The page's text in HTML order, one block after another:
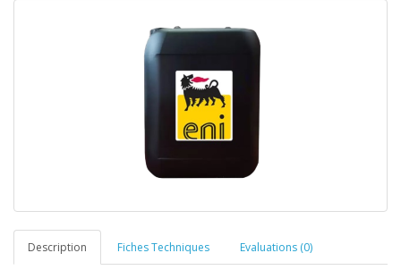
Description Fiches Techniques Evaluations (0)